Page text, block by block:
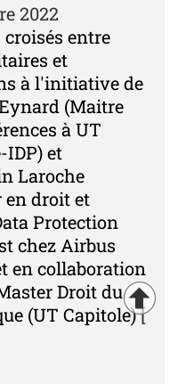
2022
croisés entre
et
à l'initiative de
(Maitre
à UT
IDP) et
Laroche
en droit et
Protection
chez Airbus
en collaboration
Droit du
(UT Capitole)[